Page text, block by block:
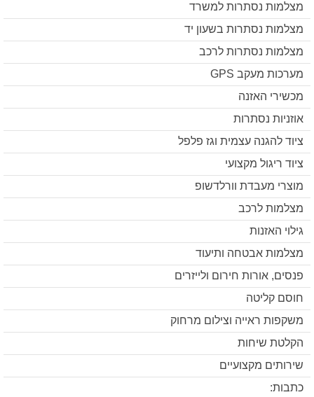
מצלמות נסתרות למשרד
מצלמות נסתרות בשעון יד
מצלמות נסתרות לרכב
מערכות מעקב GPS
מכשירי האזנה
אוזניות נסתרות
ציוד להגנה עצמית וגז פלפל
ציוד ריגול מקצועי
מוצרי מעבדת וורלדשופ
מצלמות לרכב
גילוי האזנות
מצלמות אבטחה ותיעוד
פנסים, אורות חירום ולייזרים
חוסם קליטה
משקפות ראייה וצילום מרחוק
הקלטת שיחות
שירותים מקצועיים
כתבות: